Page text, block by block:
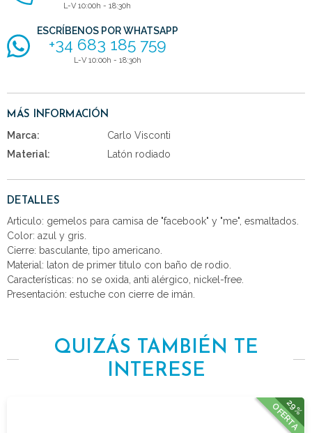
L-V 10:00h - 18:30h
ESCRÍBENOS POR WHATSAPP
+34 683 185 759
L-V 10:00h - 18:30h
MÁS INFORMACIÓN
Marca:
Carlo Visconti
Material:
Latón rodiado
DETALLES
Articulo: gemelos para camisa de "facebook" y "me", esmaltados.
Color: azul y gris.
Cierre: basculante, tipo americano.
Material: laton de primer titulo con baño de rodio.
Características: no se oxida, anti alérgico, nickel-free.
Presentación: estuche con cierre de imán.
QUIZÁS TAMBIÉN TE
INTERESE
29%
OFERTA